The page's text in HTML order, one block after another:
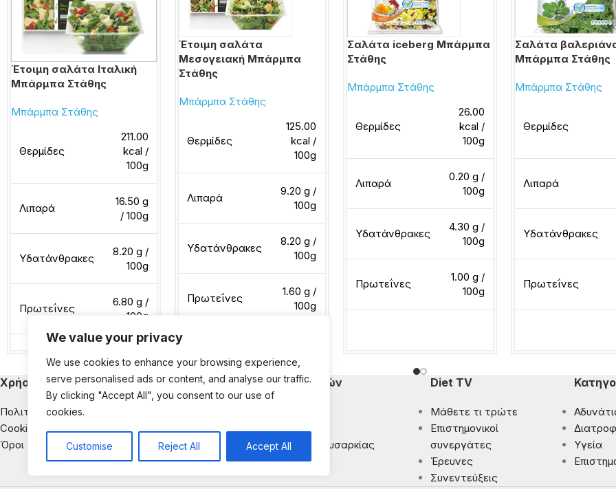
We value your privacy
We use cookies to enhance your browsing experience,
serve personalised ads or content, and analyse our traffic.
By clicking "Accept All", you consent to our use of
cookies.
Customise Reject All Accept All
Έτοιμη σαλάτα Ιταλική
Μπάρμπα Στάθης
Μπάρμπα Στάθης
Θερμίδες
211.00
kcal /
100g
Λιπαρά
16.50 g
/ 100g
Υδατάνθρακες
8.20 g /
100g
Πρωτεΐνες
6.80 g /
100g
Έτοιμη σαλάτα
Μεσογειακή Μπάρμπα
Στάθης
Μπάρμπα Στάθης
Θερμίδες
125.00
kcal /
100g
Λιπαρά
9.20 g /
100g
Υδατάνθρακες
8.20 g /
100g
Πρωτεΐνες
1.60 g /
100g
Διαβάστε περισσότερα
Σαλάτα iceberg Μπάρμπα
Στάθης
Μπάρμπα Στάθης
Θερμίδες
26.00
kcal /
100g
Λιπαρά
0.20 g /
100g
Υδατάνθρακες
4.30 g /
100g
Πρωτεΐνες
1.00 g /
100g
Σαλάτα
Μπάρμπα Στάθης
Μπάρμπα Στάθης
Θερμίδες
Λιπαρά
Υδατάνθρακες
Πρωτεΐνες
Χρήσιμα
Πολιτική Απορρήτου
Cookies
Όροι Χρήσης
Κατηγορίες Εκπομπών
Διατροφή & Νοσήματα
Αντιμετώπιση της Παχυσαρκίας
Διατροφική Ενημέρωση
Diet TV
Μάθετε τι τρώτε
Eπιστημονικοί
συνεργάτες
Έρευνες
Συνεντεύξεις
Υγεία